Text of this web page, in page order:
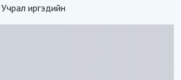
иргэдийн